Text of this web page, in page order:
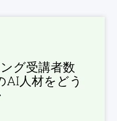
グ受講者数
AI人材をどう